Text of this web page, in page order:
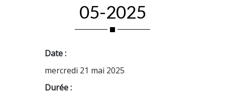
05-2025
Date :
mercredi 21 mai 2025
Durée :